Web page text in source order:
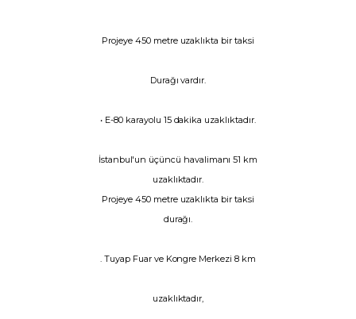
Projeye 450 metre uzaklıkta bir taksi
Durağı vardır.
• E-80 karayolu 15 dakika uzaklıktadır.
İstanbul'un üçüncü havalimanı 51 km
uzaklıktadır.
Projeye 450 metre uzaklıkta bir taksi
durağı.
. Tuyap Fuar ve Kongre Merkezi 8 km
uzaklıktadır,